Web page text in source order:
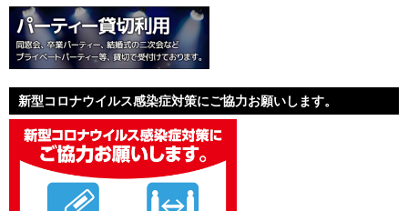
新型コロナウイルス感染症対策にご協力お願いします。